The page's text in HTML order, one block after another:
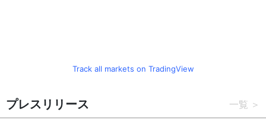
Track all markets on TradingView
プレスリリース 一覧